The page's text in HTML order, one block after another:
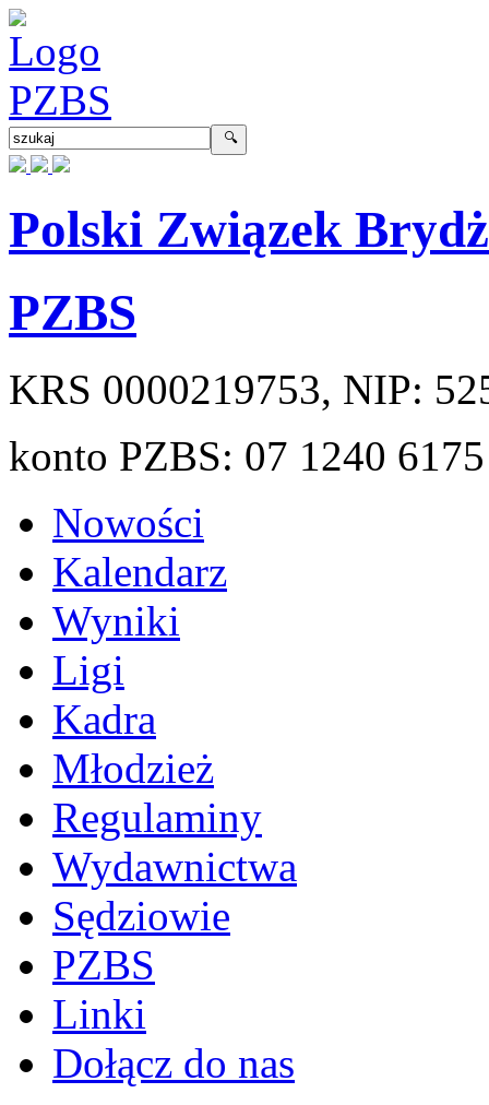
Polski Związek
PZBS
KRS 0000219753, NIP:
konto PZBS: 07 1240
Nowości
Kalendarz
Wyniki
Ligi
Kadra
Młodzież
Regulaminy
Wydawnictwa
Sędziowie
PZBS
Linki
Dołącz do nas